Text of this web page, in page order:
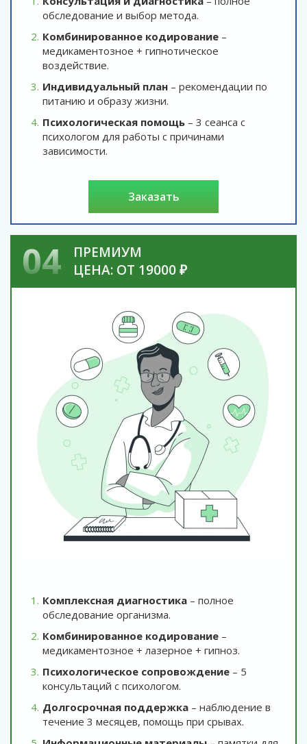
обследование и выбор метода.
Комбинированное кодирование –
медикаментозное + гипнотическое
воздействие.
Индивидуальный план – рекомендации по
питанию и образу жизни.
Психологическая помощь – 3 сеанса с
психологом для работы с причинами
зависимости.
заказать
04
ПРЕМИУМ
ЦЕНА: ОТ 19000 ₽
Комплексная диагностика – полное
обследование организма.
Комбинированное кодирование –
медикаментозное + лазерное + гипноз.
Психологическое сопровождение – 5
консультаций с психологом.
Долгосрочная поддержка – наблюдение в
течение 3 месяцев, помощь при срывах.